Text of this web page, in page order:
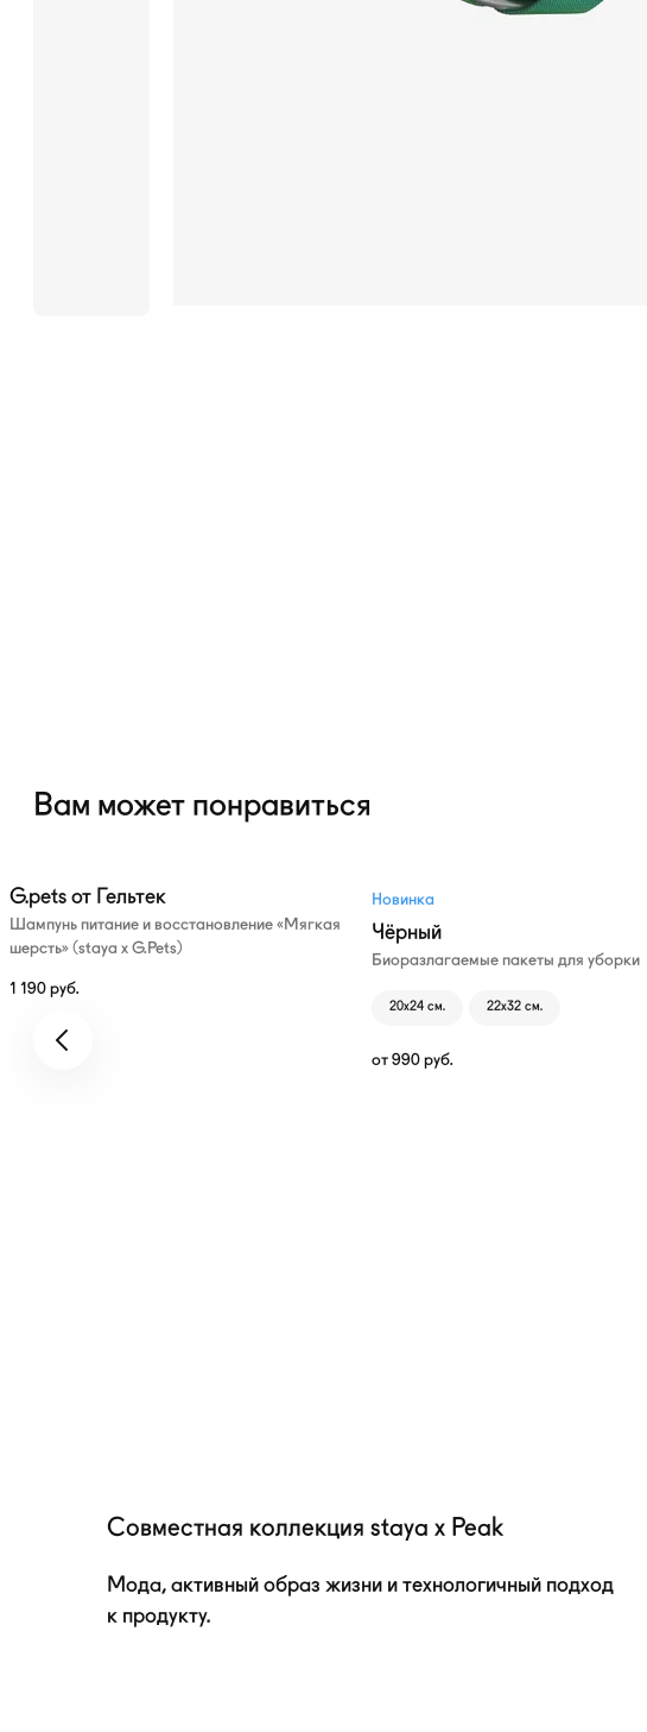
Вам может понравиться
G.pets от Гельтек
Шампунь питание и восстановление «Мягкая
шерсть» (staya х G.Pets)
1 190 руб.
Новинка
Чёрный
Биоразлагаемые пакеты для уборки
20х24 см. 22х32 см.
от 990 руб.
Совместная коллекция staya x Peak
Мода, активный образ жизни и технологичный подход
к продукту.